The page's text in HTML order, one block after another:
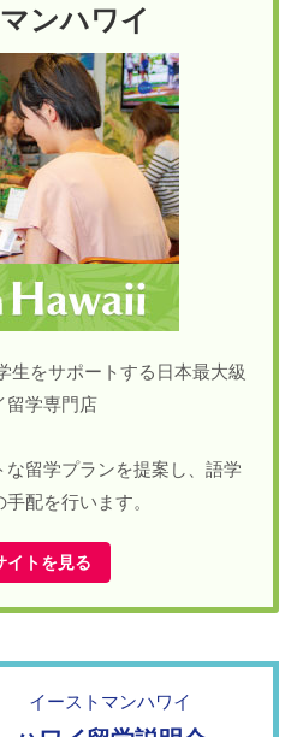
ンハワイ
生をサポートする日本最大級
留学専門店
留学プランを提案し、語学
配を行います。
イトを見る
イーストマンハワイ